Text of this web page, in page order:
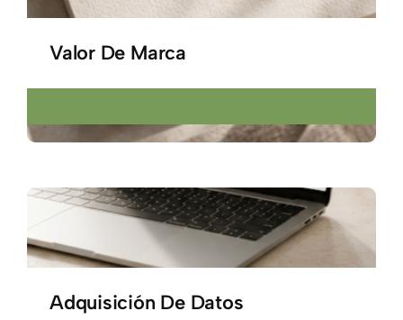
Valor De Marca
Adquisición De Datos